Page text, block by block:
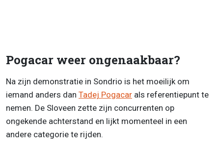
Pogacar weer ongenaakbaar?
Na zijn demonstratie in Sondrio is het moeilijk om
iemand anders dan Tadej Pogacar als referentiepunt te
nemen. De Sloveen zette zijn concurrenten op
ongekende achterstand en lijkt momenteel in een
andere categorie te rijden.